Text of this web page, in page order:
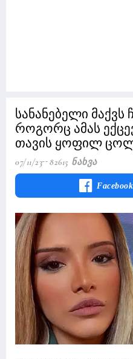
სანანებელი მაქვს
როგორც ამას
თავის ყოფილ
07/11/23 82615 Ნახვა